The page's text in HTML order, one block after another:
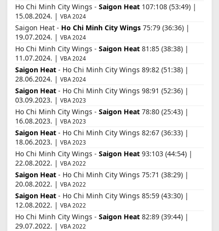
Ho Chi Minh City Wings - Saigon Heat 107:108 (53:49) |
15.08.2024. | VBA 2024
Saigon Heat - Ho Chi Minh City Wings 75:79 (36:36) |
19.07.2024. | VBA 2024
Ho Chi Minh City Wings - Saigon Heat 81:85 (38:38) |
11.07.2024. | VBA 2024
Saigon Heat - Ho Chi Minh City Wings 89:82 (51:38) |
28.06.2024. | VBA 2024
Saigon Heat - Ho Chi Minh City Wings 98:91 (52:36) |
03.09.2023. | VBA 2023
Ho Chi Minh City Wings - Saigon Heat 78:80 (25:43) |
16.08.2023. | VBA 2023
Saigon Heat - Ho Chi Minh City Wings 82:67 (36:33) |
18.06.2023. | VBA 2023
Ho Chi Minh City Wings - Saigon Heat 93:103 (44:54) |
22.08.2022. | VBA 2022
Saigon Heat - Ho Chi Minh City Wings 75:71 (38:29) |
20.08.2022. | VBA 2022
Saigon Heat - Ho Chi Minh City Wings 85:59 (43:30) |
12.08.2022. | VBA 2022
Ho Chi Minh City Wings - Saigon Heat 82:89 (39:44) |
29.07.2022. | VBA 2022